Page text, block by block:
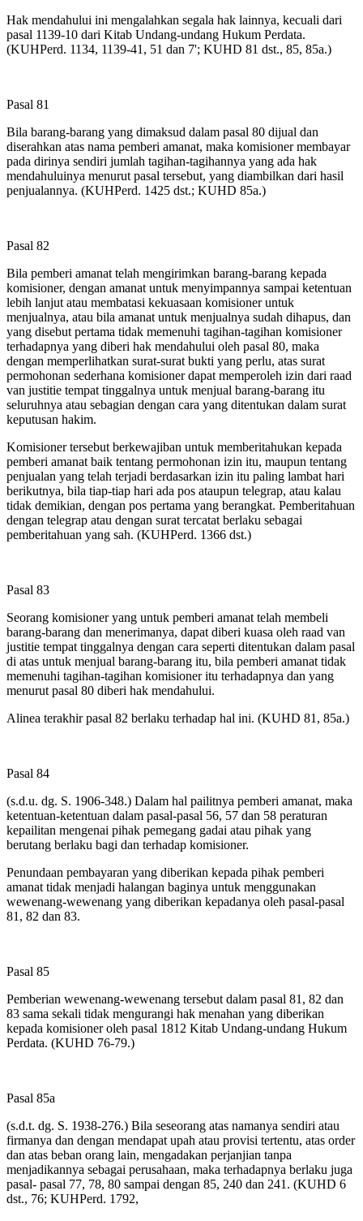
Hak mendahului ini mengalahkan segala hak lainnya, kecuali dari
pasal 1139-10 dari Kitab Undang-undang Hukum Perdata.
(KUHPerd. 1134, 1139-41, 51 dan 7'; KUHD 81 dst., 85, 85a.)
Pasal 81
Bila barang-barang yang dimaksud dalam pasal 80 dijual dan
diserahkan atas nama pemberi amanat, maka komisioner membayar
pada dirinya sendiri jumlah tagihan-tagihannya yang ada hak
mendahuluinya menurut pasal tersebut, yang diambilkan dari hasil
penjualannya. (KUHPerd. 1425 dst.; KUHD 85a.)
Pasal 82
Bila pemberi amanat telah mengirimkan barang-barang kepada
komisioner, dengan amanat untuk menyimpannya sampai ketentuan
lebih lanjut atau membatasi kekuasaan komisioner untuk
menjualnya, atau bila amanat untuk menjualnya sudah dihapus, dan
yang disebut pertama tidak memenuhi tagihan-tagihan komisioner
terhadapnya yang diberi hak mendahului oleh pasal 80, maka
dengan memperlihatkan surat-surat bukti yang perlu, atas surat
permohonan sederhana komisioner dapat memperoleh izin dari raad
van justitie tempat tinggalnya untuk menjual barang-barang itu
seluruhnya atau sebagian dengan cara yang ditentukan dalam surat
keputusan hakim.
Komisioner tersebut berkewajiban untuk memberitahukan kepada
pemberi amanat baik tentang permohonan izin itu, maupun tentang
penjualan yang telah terjadi berdasarkan izin itu paling lambat hari
berikutnya, bila tiap-tiap hari ada pos ataupun telegrap, atau kalau
tidak demikian, dengan pos pertama yang berangkat. Pemberitahuan
dengan telegrap atau dengan surat tercatat berlaku sebagai
pemberitahuan yang sah. (KUHPerd. 1366 dst.)
Pasal 83
Seorang komisioner yang untuk pemberi amanat telah membeli
barang-barang dan menerimanya, dapat diberi kuasa oleh raad van
justitie tempat tinggalnya dengan cara seperti ditentukan dalam pasal
di atas untuk menjual barang-barang itu, bila pemberi amanat tidak
memenuhi tagihan-tagihan komisioner itu terhadapnya dan yang
menurut pasal 80 diberi hak mendahului.
Alinea terakhir pasal 82 berlaku terhadap hal ini. (KUHD 81, 85a.)
Pasal 84
(s.d.u. dg. S. 1906-348.) Dalam hal pailitnya pemberi amanat, maka
ketentuan-ketentuan dalam pasal-pasal 56, 57 dan 58 peraturan
kepailitan mengenai pihak pemegang gadai atau pihak yang
berutang berlaku bagi dan terhadap komisioner.
Penundaan pembayaran yang diberikan kepada pihak pemberi
amanat tidak menjadi halangan baginya untuk menggunakan
wewenang-wewenang yang diberikan kepadanya oleh pasal-pasal
81, 82 dan 83.
Pasal 85
Pemberian wewenang-wewenang tersebut dalam pasal 81, 82 dan
83 sama sekali tidak mengurangi hak menahan yang diberikan
kepada komisioner oleh pasal 1812 Kitab Undang-undang Hukum
Perdata. (KUHD 76-79.)
Pasal 85a
(s.d.t. dg. S. 1938-276.) Bila seseorang atas namanya sendiri atau
firmanya dan dengan mendapat upah atau provisi tertentu, atas order
dan atas beban orang lain, mengadakan perjanjian tanpa
menjadikannya sebagai perusahaan, maka terhadapnya berlaku juga
pasal- pasal 77, 78, 80 sampai dengan 85, 240 dan 241. (KUHD 6
dst., 76; KUHPerd. 1792,